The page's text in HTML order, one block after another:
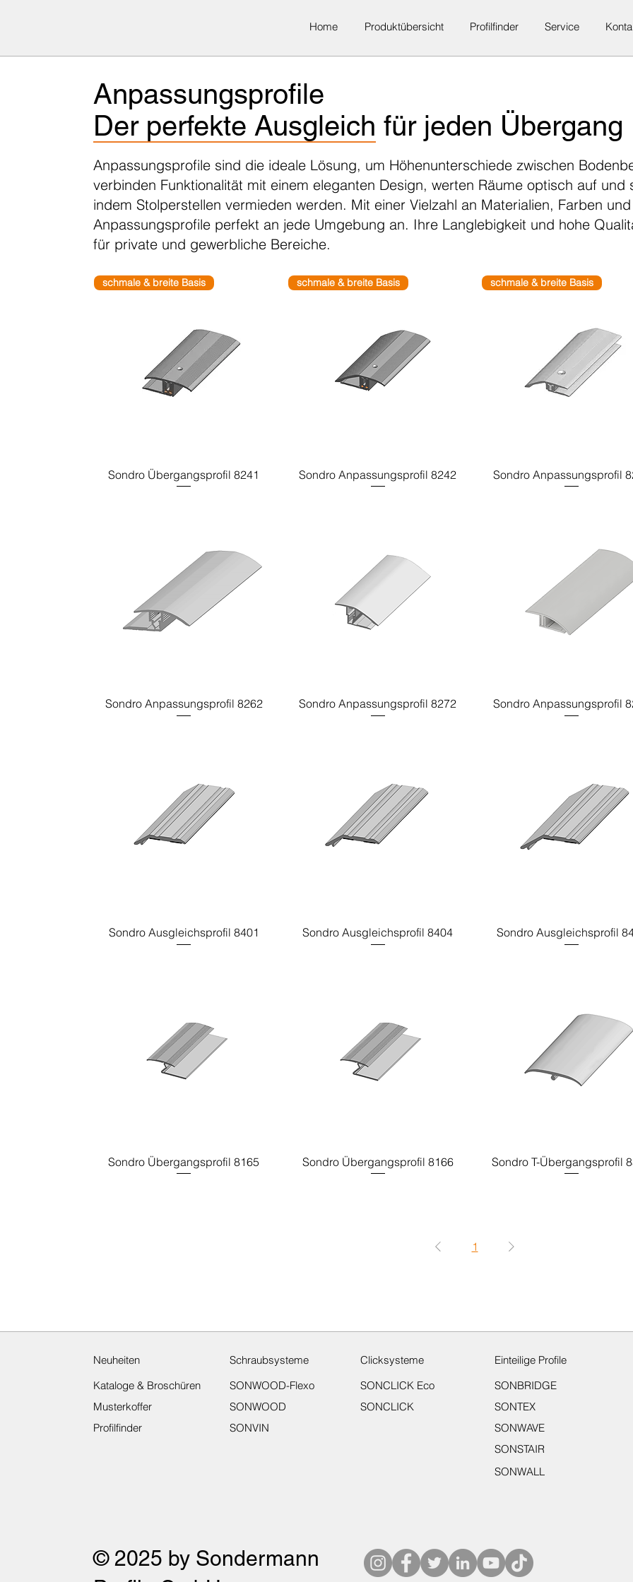
Home Produktübersicht Profilfinder Service
Anpassungsprofile
Der perfekte Ausgleich für jeden Übergang
Anpassungsprofile sind die ideale Lösung, um Höhenunterschiede zwischen
verbinden Funktionalität mit einem eleganten Design, werten Räume optisch auf
indem Stolperstellen vermieden werden. Mit einer Vielzahl an Materialien, Farben
Anpassungsprofile perfekt an jede Umgebung an. Ihre Langlebigkeit und hohe
für private und gewerbliche Bereiche.
schmale & breite Basis
Sondro Übergangsprofil 8241
schmale & breite Basis
Sondro Anpassungsprofil 8242
schmale & breite Basis
Sondro Anpassungsprofil
Sondro Anpassungsprofil 8262 Sondro Anpassungsprofil 8272 Sondro Anpassungsprofil
Sondro Ausgleichsprofil 8401 Sondro Ausgleichsprofil 8404 Sondro Ausgleichsprofil
Sondro Übergangsprofil 8165 Sondro Übergangsprofil 8166 Sondro T-Übergangsprofil
1
Kataloge & Broschüren
Neuheiten
SONWOOD-Flexo
Schraubsysteme Clicksysteme Einteilige Profile
Musterkoffer SONWOOD
SONCLICK Eco
Profilfinder SONVIN
SONCLICK
SONBRIDGE
SONTEX
SONWAVE
SONSTAIR
SONWALL
© 2025 by Sondermann